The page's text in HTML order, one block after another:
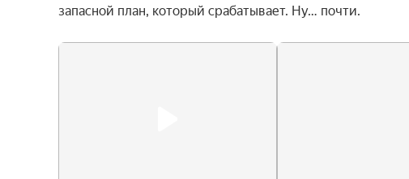
запасной план, который срабатывает. Ну… почти.